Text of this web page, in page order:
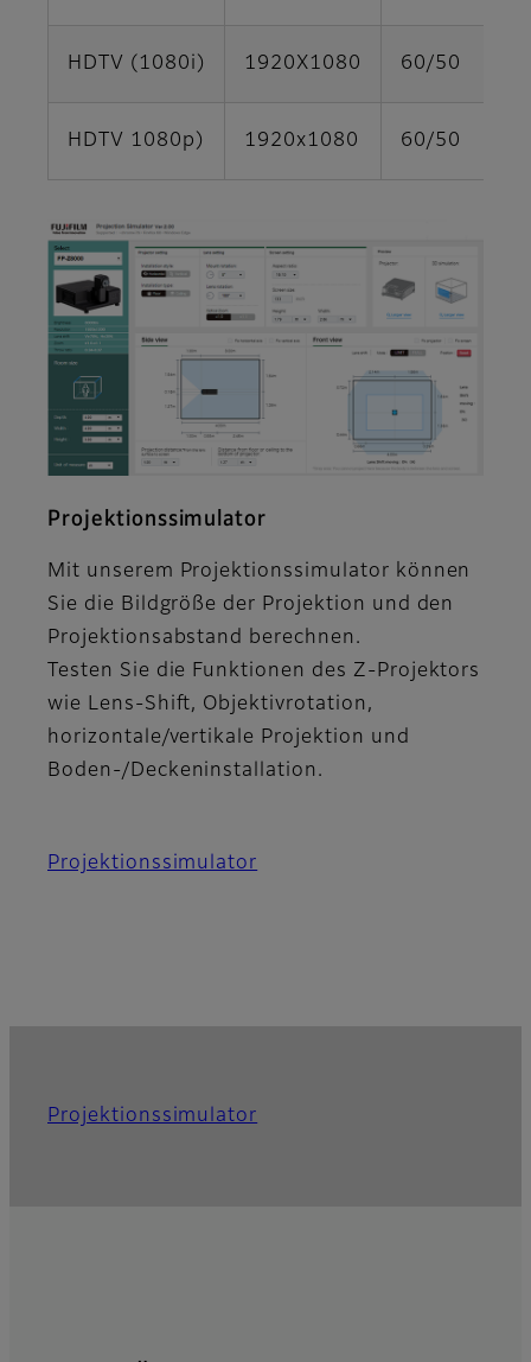
HDTV (1080i) 1920X1080 60/50
HDTV 1080p) 1920x1080 60/50
Projektionssimulator
Mit unserem Projektionssimulator können
Sie die Bildgröße der Projektion und den
Projektionsabstand berechnen.
Testen Sie die Funktionen des Z-Projektors
wie Lens-Shift, Objektivrotation,
horizontale/vertikale Projektion und
Boden-/Deckeninstallation.
Projektionssimulator
Projektionssimulator